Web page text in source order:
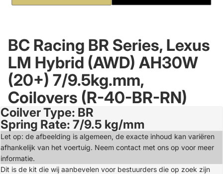
BC Racing BR Series, Lexus
LM Hybrid (AWD) AH30W
(20+) 7/9.5kg.mm,
Coilovers (R-40-BR-RN)
Open
image
in
full
screen
Coilver Type: BR
Spring Rate: 7/9.5 kg/mm
Let op: de afbeelding is algemeen, de exacte inhoud kan variëren
afhankelijk van het voertuig. Neem contact met ons op voor meer
informatie.
Dit is de kit die wij aanbevelen voor bestuurders die op zoek zijn